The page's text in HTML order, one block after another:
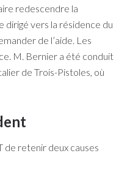
redescendre la
dirigé vers la résidence du
de l’aide. Les
M. Bernier a été conduit
de Trois-Pistoles, où
de retenir deux causes